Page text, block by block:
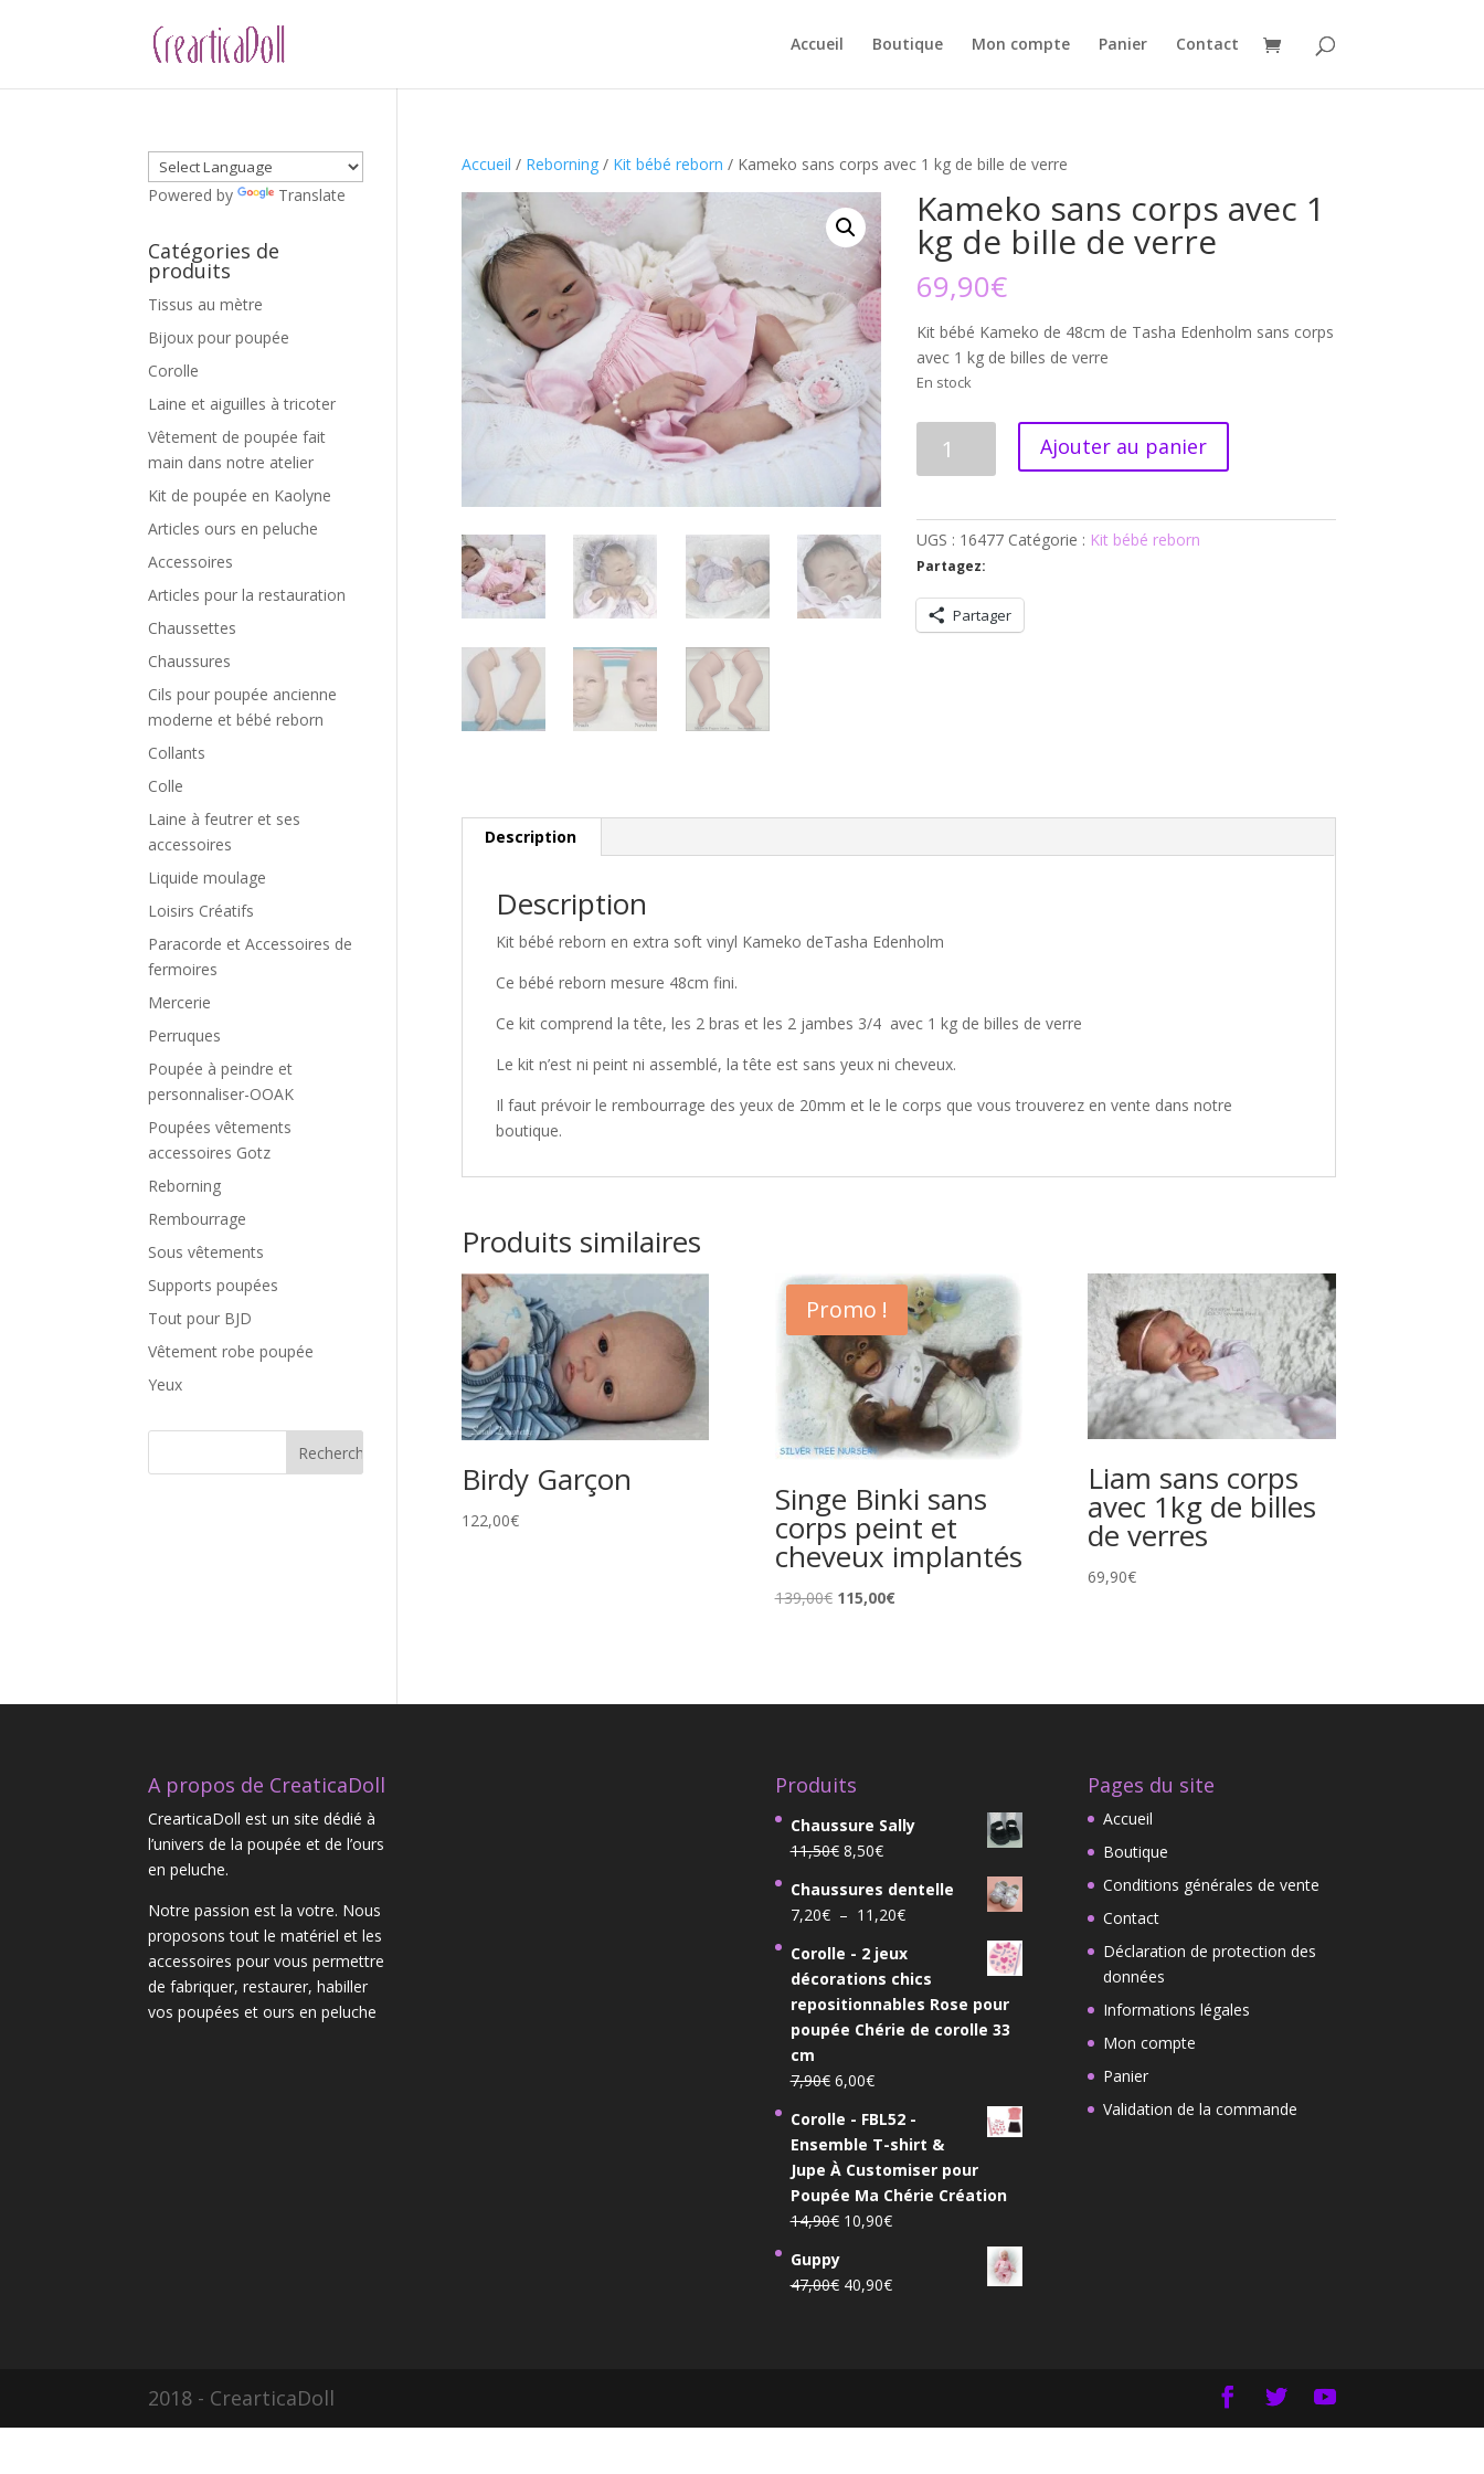
Accueil Boutique Mon compte Panier Contact
Accueil / Reborning/ Kit bébé reborn / Kameko sans corps avec 1 kg de bille de verre
Kameko sans corps avec 1
kg de bille de verre
69,90€
Kit bébé Kameko de 48cm de Tasha Edenholm sans corps
avec 1 kg de billes de verre
En stock
corps
avec
kg
de
Ajouter au panier
UGS : 16477 Catégorie : Kit bébé reborn
Partagez:
Partager
Description
Description
Kit bébé reborn en extra soft vinyl Kameko deTasha Edenholm
Ce bébé reborn mesure 48cm fini.
Ce kit comprend la tête, les 2 bras et les 2 jambes 3/4 avec 1 kg de billes de verre
Le kit n’est ni peint ni assemblé, la tête est sans yeux ni cheveux.
Il faut prévoir le rembourrage des yeux de 20mm et le le corps que vous trouverez en vente dans notre
boutique.
Produits similaires
Birdy Garçon
122,00€
Promo !
Singe Binki sans
corps peint et
cheveux implantés
139,00€ Le
115,00€Le
Liam sans corps
avec 1kg de billes
de verres
69,90€
Powered by Translate
Catégories de
produits
Tissus au mètre
Bijoux pour poupée
Corolle
Laine et aiguilles à tricoter
Vêtement de poupée fait
main dans notre atelier
Kit de poupée en Kaolyne
Articles ours en peluche
Accessoires
Articles pour la restauration
Chaussettes
Chaussures
Cils pour poupée ancienne
moderne et bébé reborn
Collants
Colle
Laine à feutrer et ses
accessoires
Liquide moulage
Loisirs Créatifs
Paracorde et Accessoires de
fermoires
Mercerie
Perruques
Poupée à peindre et
personnaliser-OOAK
Poupées vêtements
accessoires Gotz
Reborning
Rembourrage
Sous vêtements
Supports poupées
Tout pour BJD
Vêtement robe poupée
Yeux
A propos de CreaticaDoll
CrearticaDoll est un site dédié à
l’univers de la poupée et de l’ours
en peluche.
Notre passion est la votre. Nous
proposons tout le matériel et les
accessoires pour vous permettre
de fabriquer, restaurer, habiller
vos poupées et ours en peluche
Produits
Chaussure Sally
11,50€ Le
initial
était :
11,50€.
8,50€Le
actuel
est :
8,50€.
Chaussures dentelle
7,20€ – 11,20€Plage
prix :
7,20€
à
11,20€
Corolle - 2 jeux
décorations chics
repositionnables Rose pour
poupée Chérie de corolle 33
cm
7,90€ Le
initial
était :
7,90€.
6,00€Le
actuel
est :
6,00€.
Corolle - FBL52 -
Ensemble T-shirt &
Jupe À Customiser pour
Poupée Ma Chérie Création
14,90€ Le
était :
10,90€Le
est :
Guppy
47,00€ Le
40,90€Le
Pages du site
Accueil
Boutique
Conditions générales de vente
Contact
Déclaration de protection des
données
Informations légales
Mon compte
Panier
Validation de la commande
2018 - CrearticaDoll